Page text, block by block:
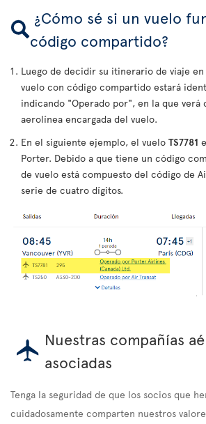
¿Cómo sé si un vuelo
código compartido?
Luego de decidir su itinerario de viaje
vuelo con código compartido estará
indicando "Operado por", en la que verá
aerolínea encargada del vuelo.
En el siguiente ejemplo, el vuelo TS7781
Porter. Debido a que tiene un código
de vuelo está compuesto del código de
serie de cuatro dígitos.
Nuestras compañías
asociadas
Tenga la seguridad de que los socios que
cuidadosamente comparten nuestros